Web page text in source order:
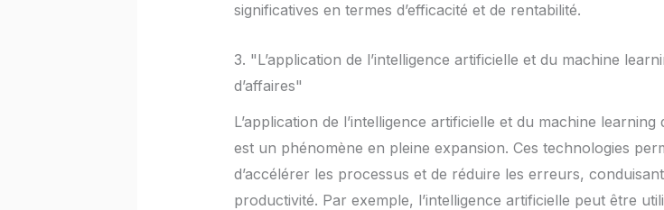
significatives en termes d’efficacité et de rentabilité.
3. "L’application de l’intelligence artificielle et du machine
d’affaires"
L’application de l’intelligence artificielle et du machine
est un phénomène en pleine expansion. Ces technologies
d’accélérer les processus et de réduire les erreurs,
productivité. Par exemple, l’intelligence artificielle peut être